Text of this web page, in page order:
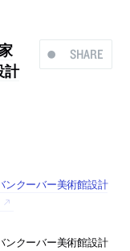
SHARE
計
ンクーバー美術館設計
ンクーバー美術館設計